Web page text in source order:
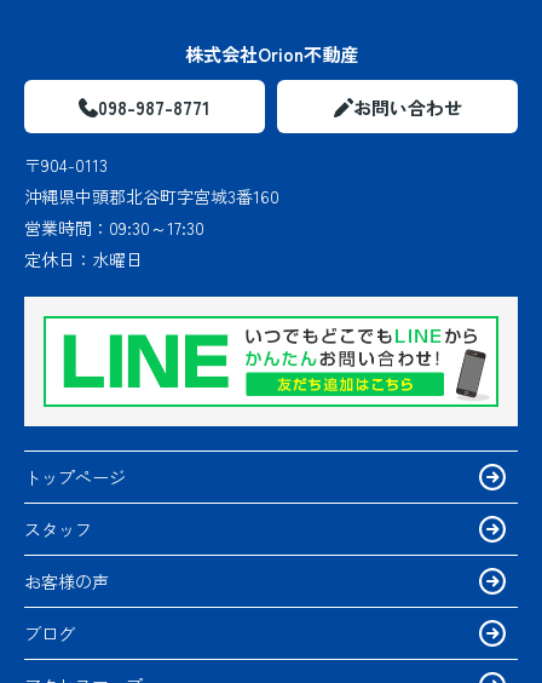
株式会社Orion不動産
098-987-8771 お問い合わせ
〒904-0113
沖縄県中頭郡北谷町字宮城3番160
営業時間： 09:30～17:30
定休日： 水曜日
トップページ
スタッフ
お客様の声
ブログ